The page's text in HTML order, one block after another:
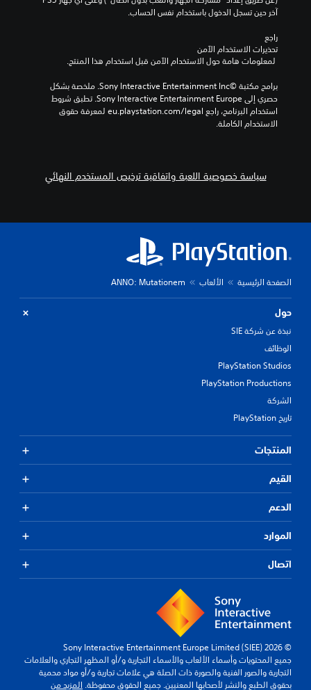
آخر حين تسجل الدخول باستخدام نفس الحساب.
راجع
تحذيرات الاستخدام الآمن
برامج مكتبة ©Sony Interactive Entertainment Inc. ملخصة بشكل
حصري إلى Sony Interactive Entertainment Europe. تطبق شروط
استخدام البرنامج، راجع eu.playstation.com/legal لمعرفة حقوق
الاستخدام الكاملة.
سياسة خصوصية اللعبة واتفاقية ترخيص المستخدم النهائي
الصفحة الرئيسية الألعاب ANNO: Mutationem
حول
نبذة عن شركة SIE
الوظائف
PlayStation Studios
PlayStation Productions
الشركة
تاريخ PlayStation
المنتجات
القيم
الدعم
الموارد
اتصال
© 2026 Sony Interactive Entertainment Europe Limited (SIEE)
جميع المحتويات وأسماء الألعاب والأسماء التجارية و/أو المظهر التجاري والعلامات
التجارية والصور الفنية والصورة ذات الصلة هي علامات تجارية و/أو مواد محمية
بحقوق الطبع والنشر لأصحابها المعنيين. جميع الحقوق محفوظة.المزيد من